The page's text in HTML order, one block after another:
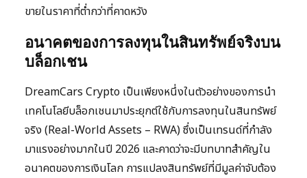
ขายในราคาที่ต่ำกว่าที่คาดหวัง
อนาคตของการลงทุนในสินทรัพย์จริงบน
บล็อกเชน
DreamCars Crypto เป็นเพียงหนึ่งในตัวอย่างของการนำ
เทคโนโลยีบล็อกเชนมาประยุกต์ใช้กับการลงทุนในสินทรัพย์
จริง (Real-World Assets – RWA) ซึ่งเป็นเทรนด์ที่กำลัง
มาแรงอย่างมากในปี 2026 และคาดว่าจะมีบทบาทสำคัญใน
อนาคตของการเงินโลก การแปลงสินทรัพย์ที่มีมูลค่าจับต้อง